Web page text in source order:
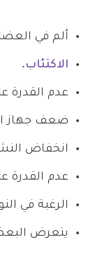
ألم في
الاكتئاب.
عدم القدرة
ضعف جهاز
انخفاض
عدم القدرة
الرغبة في
يتعرض